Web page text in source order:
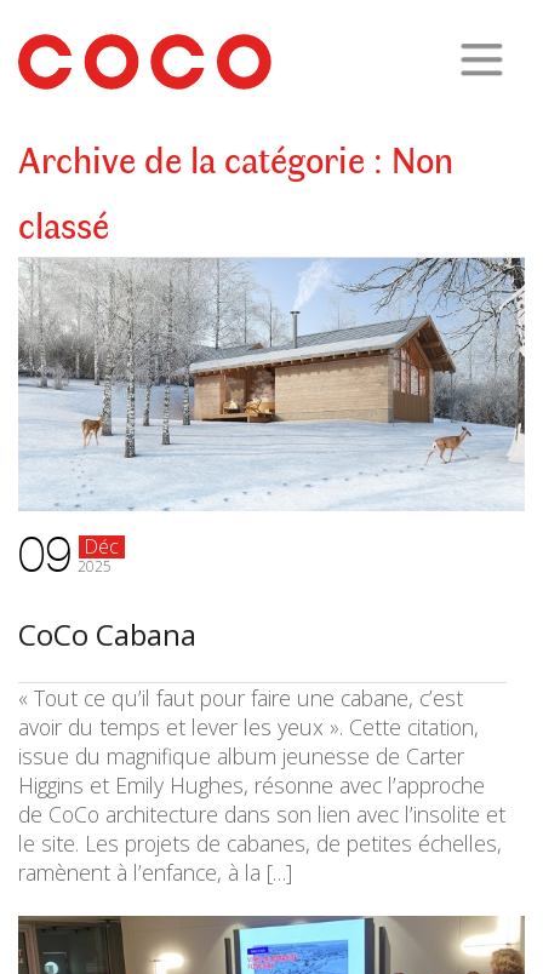
CoCo
Architecture
architecture,
urbanisme,
Archive de la catégorie : Non
classé
09 Déc
2025
CoCo Cabana
« Tout ce qu’il faut pour faire une cabane, c’est
avoir du temps et lever les yeux ». Cette citation,
issue du magnifique album jeunesse de Carter
Higgins et Emily Hughes, résonne avec l’approche
de CoCo architecture dans son lien avec l’insolite et
le site. Les projets de cabanes, de petites échelles,
ramènent à l’enfance, à la […]